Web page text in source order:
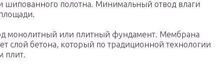
шипованного полотна. Минимальный отвод влаги
монолитный или плитный фундамент. Мембрана
слой бетона, который по традиционной технологии
плит.